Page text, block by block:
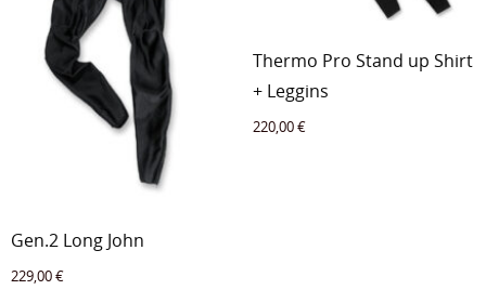
Gen.2 Long John
229,00€
Thermo Pro Stand up Shirt
+ Leggins
220,00€